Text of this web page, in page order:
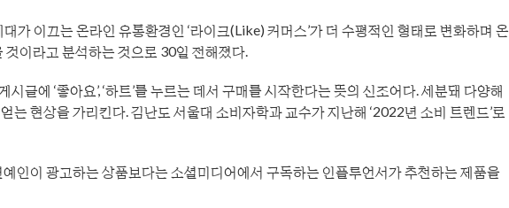
가 이끄는 온라인 유통환경인 ‘라이크(Like) 커머스’가 더 수평적인 형태로 변화하며 온
이라고 분석하는 것으로 30일 전해졌다.
글에 ‘좋아요’, ‘하트’를 누르는 데서 구매를 시작한다는 뜻의 신조어다. 세분돼 다양해
는 현상을 가리킨다. 김난도 서울대 소비자학과 교수가 지난해 ‘2022년 소비 트렌드’로
인이 광고하는 상품보다는 소셜미디어에서 구독하는 인플루언서가 추천하는 제품을